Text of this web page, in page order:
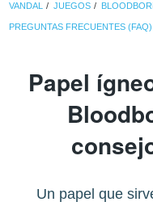
VANDAL JUEGOS
PREGUNTAS FRECUENTES (FAQ)
Papel
Un papel que